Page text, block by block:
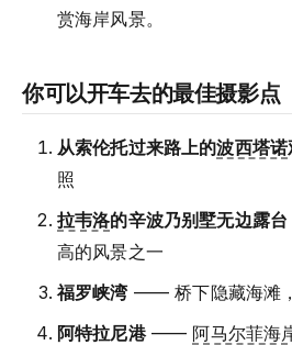
赏海岸风景。
你可以开车去的最佳摄影点
从索伦托过来路上的波西塔诺
照
拉韦洛的辛波乃别墅无边露台
高的风景之一
福罗峡湾—— 桥下隐藏海滩
阿特拉尼港—— 阿马尔菲海